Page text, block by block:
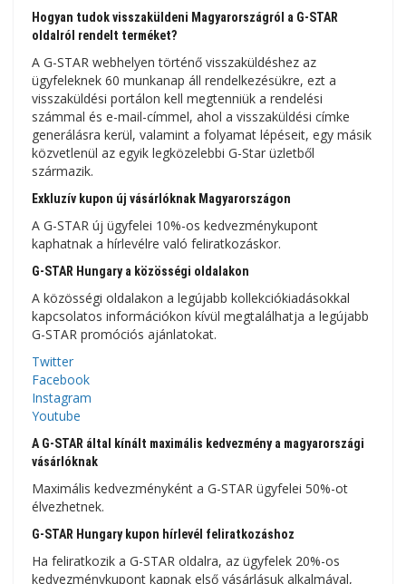
Hogyan tudok visszaküldeni Magyarországról a G-STAR
oldalról rendelt terméket?
A G-STAR webhelyen történő visszaküldéshez az
ügyfeleknek 60 munkanap áll rendelkezésükre, ezt a
visszaküldési portálon kell megtenniük a rendelési
számmal és e-mail-címmel, ahol a visszaküldési címke
generálásra kerül, valamint a folyamat lépéseit, egy másik
közvetlenül az egyik legközelebbi G-Star üzletből
származik.
Exkluzív kupon új vásárlóknak Magyarországon
A G-STAR új ügyfelei 10%-os kedvezménykupont
kaphatnak a hírlevélre való feliratkozáskor.
G-STAR Hungary a közösségi oldalakon
A közösségi oldalakon a legújabb kollekciókiadásokkal
kapcsolatos információkon kívül megtalálhatja a legújabb
G-STAR promóciós ajánlatokat.
Twitter
Facebook
Instagram
Youtube
A G-STAR által kínált maximális kedvezmény a magyarországi
vásárlóknak
Maximális kedvezményként a G-STAR ügyfelei 50%-ot
élvezhetnek.
G-STAR Hungary kupon hírlevél feliratkozáshoz
Ha feliratkozik a G-STAR oldalra, az ügyfelek 20%-os
kedvezménykupont kapnak első vásárlásuk alkalmával,